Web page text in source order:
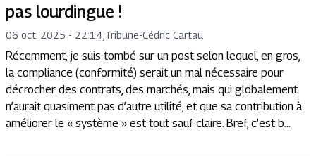
pas lourdingue !
06 oct. 2025 - 22:14 Tribune-Cédric Cartau
Récemment, je suis tombé sur un post selon lequel, en gros,
la compliance (conformité) serait un mal nécessaire pour
décrocher des contrats, des marchés, mais qui globalement
n’aurait quasiment pas d’autre utilité, et que sa contribution à
améliorer le « système » est tout sauf claire. Bref, c’est b...